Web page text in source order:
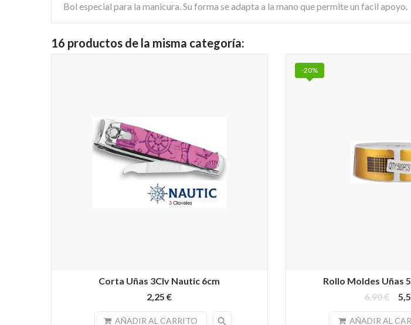
Bol especial para la manicura. Su forma se adapta a la mano que permite un facil apoyo.
16 productos de la misma categoría:
Corta Uñas 3Clv Nautic 6cm
2,25 €
AÑADIR AL CARRITO search
Rollo Moldes Uñas
6,90 €
AÑADIR AL
-20%